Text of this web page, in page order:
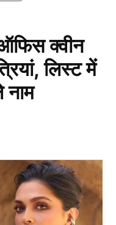
Article
क्वीन
लिस्ट में
नाम